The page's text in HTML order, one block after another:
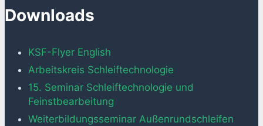
Downloads
KSF-Flyer English
Arbeitskreis Schleiftechnologie
15. Seminar Schleiftechnologie und
Feinstbearbeitung
Weiterbildungsseminar Außenrundschleifen